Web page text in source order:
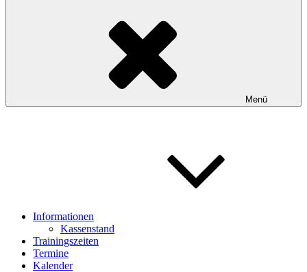
Menü
Informationen
Kassenstand
Trainingszeiten
Termine
Kalender